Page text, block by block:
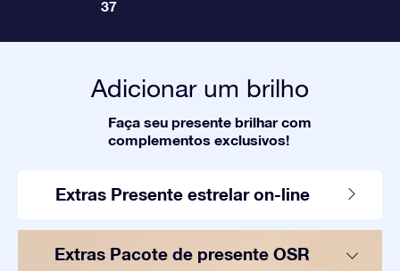
37
Adicionar um brilho
Faça seu presente brilhar com
complementos exclusivos!
Extras Presente estrelar on-line
Extras Pacote de presente OSR